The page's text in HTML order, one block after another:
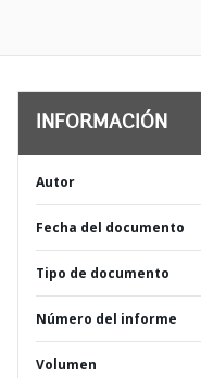
INFORMACIÓN
Autor
Fecha del documento
Tipo de documento
Número del informe
Volumen